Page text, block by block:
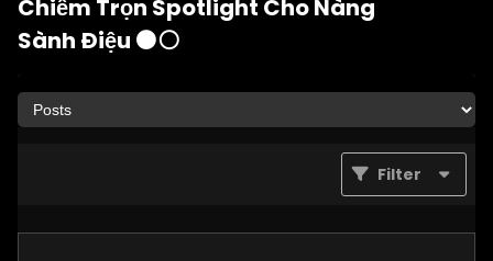
Chiếm Trọn Spotlight Cho Nàng
Sành Điệu ⚫⚪
Filter